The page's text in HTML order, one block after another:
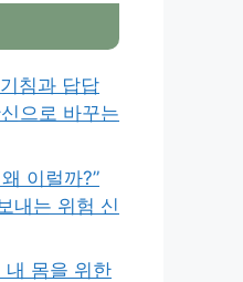
침과 답답
으로 바꾸는
이럴까?”
내는 위험 신
내 몸을 위한